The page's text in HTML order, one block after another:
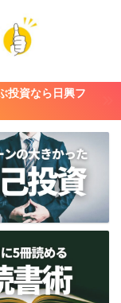
投資なら日興フ